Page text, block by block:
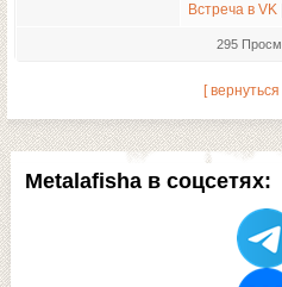
Metalafisha в соцсетях:
Встреча в VK
295
[